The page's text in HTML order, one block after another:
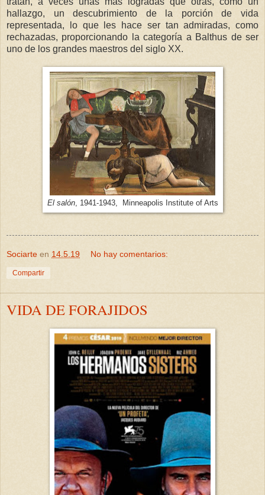
hallazgo, un descubrimiento de la porción de vida
representada, lo que les hace ser tan admiradas, como
rechazadas, proporcionando la categoría a Balthus de ser
uno de los grandes maestros del siglo XX.
El salón, 1941-1943, Minneapolis Institute of Arts
Sociarte en 14.5.19 No hay comentarios:
Compartir
VIDA DE FORAJIDOS